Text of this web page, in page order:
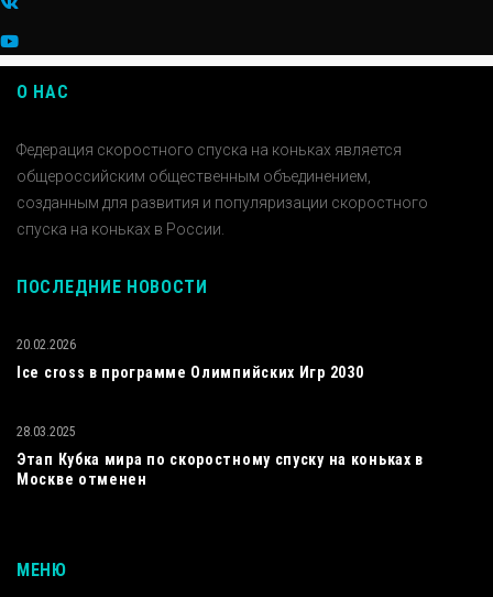
О НАС
Федерация скоростного спуска на коньках является
общероссийским общественным объединением,
созданным для развития и популяризации скоростного
спуска на коньках в России.
ПОСЛЕДНИЕ НОВОСТИ
Ice cross в программе Олимпийских Игр 2030
20.02.2026
Этап Кубка мира по скоростному спуску на коньках в
Москве отменен
28.03.2025
МЕНЮ